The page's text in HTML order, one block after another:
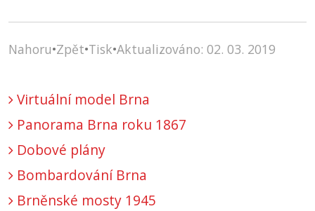
Nahoru•Zpět•Tisk•Aktualizováno: 02. 03. 2019
Virtuální model Brna
Panorama Brna roku 1867
Dobové plány
Bombardování Brna
Brněnské mosty 1945